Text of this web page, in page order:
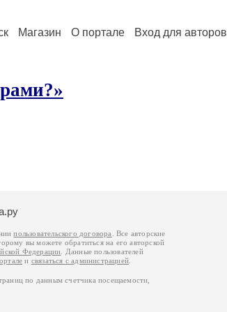
Магазин О портале Вход для авторов
пользовательского договора
. Все авторские
вы можете обратиться на его авторской
Федерации . Данные пользователей
и связаться с администрацией
по данным счетчика посещаемости,